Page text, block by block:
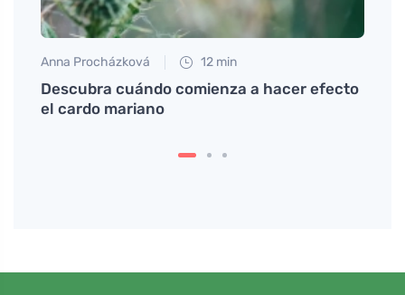
Anna Procházková 12 min
Descubra cuándo comienza a hacer efecto
el cardo mariano